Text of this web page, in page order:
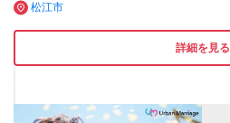
松江市
詳細を見る